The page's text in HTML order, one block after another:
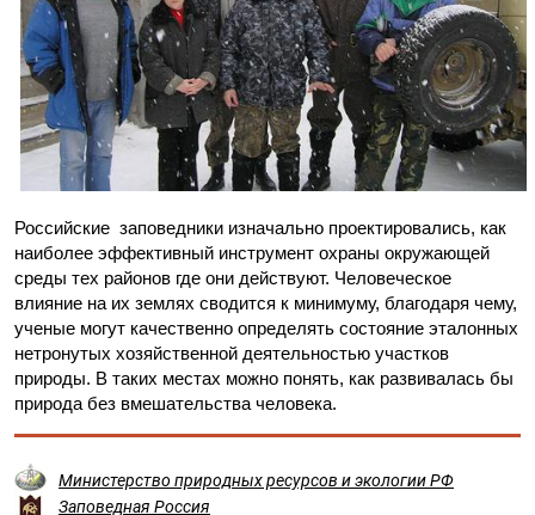
Российские заповедники изначально проектировались, как
наиболее эффективный инструмент охраны окружающей
среды тех районов где они действуют. Человеческое
влияние на их землях сводится к минимуму, благодаря чему,
ученые могут качественно определять состояние эталонных
нетронутых хозяйственной деятельностью участков
природы. В таких местах можно понять, как развивалась бы
природа без вмешательства человека.
Министерство природных ресурсов и экологии РФ
Заповедная Россия